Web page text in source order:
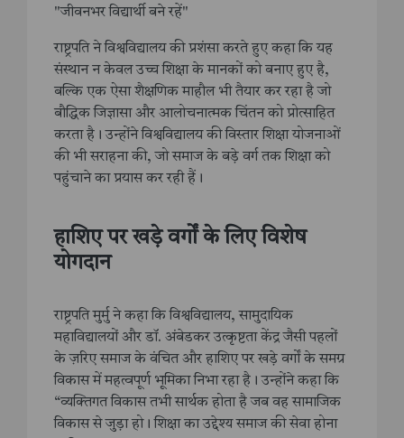
"जीवनभर विद्यार्थी बने रहें"
राष्ट्रपति ने विश्वविद्यालय की प्रशंसा करते हुए कहा कि यह
संस्थान न केवल उच्च शिक्षा के मानकों को बनाए हुए है,
बल्कि एक ऐसा शैक्षणिक माहौल भी तैयार कर रहा है जो
बौद्धिक जिज्ञासा और आलोचनात्मक चिंतन को प्रोत्साहित
करता है। उन्होंने विश्वविद्यालय की विस्तार शिक्षा योजनाओं
की भी सराहना की, जो समाज के बड़े वर्ग तक शिक्षा को
पहुंचाने का प्रयास कर रही हैं।
हाशिए पर खड़े वर्गों के लिए विशेष
योगदान
राष्ट्रपति मुर्मु ने कहा कि विश्वविद्यालय, सामुदायिक
महाविद्यालयों और डॉ. अंबेडकर उत्कृष्टता केंद्र जैसी पहलों
के ज़रिए समाज के वंचित और हाशिए पर खड़े वर्गों के समग्र
विकास में महत्वपूर्ण भूमिका निभा रहा है। उन्होंने कहा कि
“व्यक्तिगत विकास तभी सार्थक होता है जब वह सामाजिक
विकास से जुड़ा हो। शिक्षा का उद्देश्य समाज की सेवा होना